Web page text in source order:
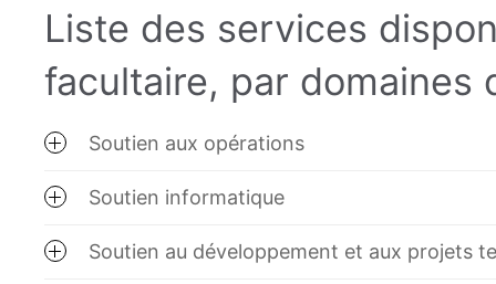
Liste des services
facultaire, par domaines
Soutien aux opérations
Soutien informatique
Soutien au développement et aux projets